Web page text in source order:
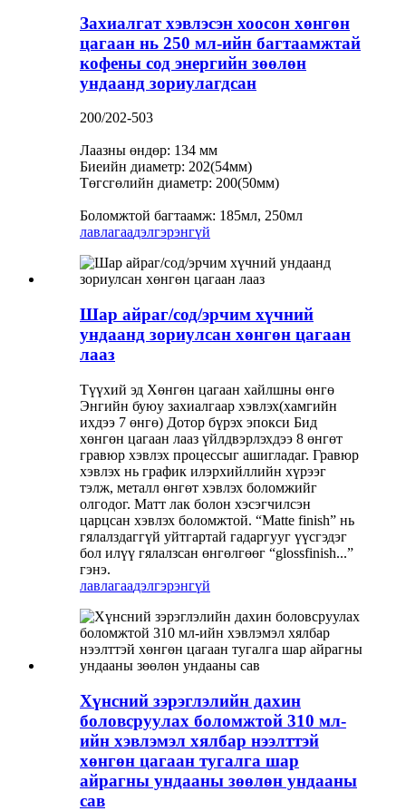
Захиалгат хэвлэсэн хоосон хөнгөн
цагаан нь 250 мл-ийн багтаамжтай
кофены сод энергийн зөөлөн
ундаанд зориулагдсан
200/202-503
Лаазны өндөр: 134 мм
Биеийн диаметр: 202(54мм)
Төгсгөлийн диаметр: 200(50мм)
Боломжтой багтаамж: 185мл, 250мл
лавлагаадэлгэрэнгүй
Шар айраг/сод/эрчим хүчний
ундаанд зориулсан хөнгөн цагаан
лааз
Түүхий эд Хөнгөн цагаан хайлшны өнгө
Энгийн буюу захиалгаар хэвлэх(хамгийн
ихдээ 7 өнгө) Дотор бүрэх эпокси Бид
хөнгөн цагаан лааз үйлдвэрлэхдээ 8 өнгөт
гравюр хэвлэх процессыг ашигладаг. Гравюр
хэвлэх нь график илэрхийллийн хүрээг
тэлж, металл өнгөт хэвлэх боломжийг
олгодог. Матт лак болон хэсэгчилсэн
царцсан хэвлэх боломжтой. “Matte finish” нь
гялалздаггүй уйтгартай гадаргууг үүсгэдэг
бол илүү гялалзсан өнгөлгөөг “glossfinish...”
гэнэ.
лавлагаадэлгэрэнгүй
Хүнсний зэрэглэлийн дахин
боловсруулах боломжтой 310 мл-
ийн хэвлэмэл хялбар нээлттэй
хөнгөн цагаан тугалга шар
айрагны ундааны зөөлөн ундааны
сав